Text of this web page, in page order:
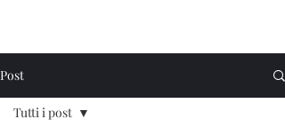
Post
Tutti i post